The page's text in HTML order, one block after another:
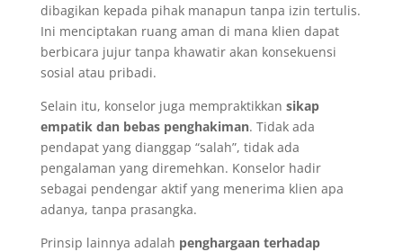
dibagikan kepada pihak manapun tanpa izin tertulis.
Ini menciptakan ruang aman di mana klien dapat
berbicara jujur tanpa khawatir akan konsekuensi
sosial atau pribadi.
Selain itu, konselor juga mempraktikkan sikap
empatik dan bebas penghakiman. Tidak ada
pendapat yang dianggap “salah”, tidak ada
pengalaman yang diremehkan. Konselor hadir
sebagai pendengar aktif yang menerima klien apa
adanya, tanpa prasangka.
Prinsip lainnya adalah penghargaan terhadap